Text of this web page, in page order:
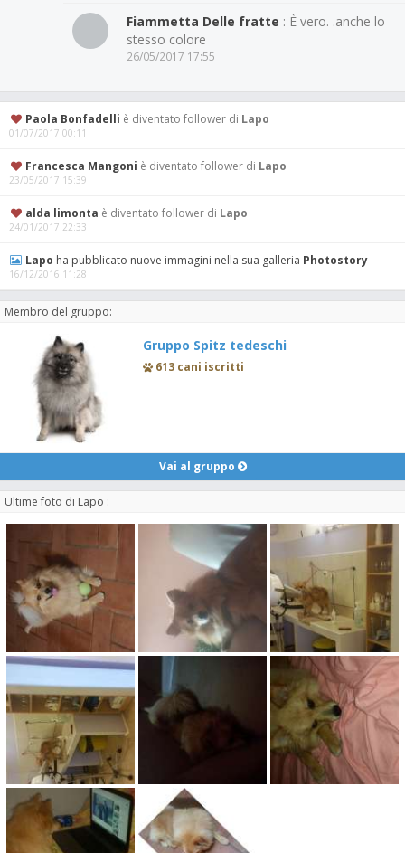
Fiammetta Delle fratte : È vero. .anche lo
stesso colore
26/05/2017 17:55
Paola Bonfadelli è diventato follower di Lapo
01/07/2017 00:11
Francesca Mangoni è diventato follower di Lapo
23/05/2017 15:39
alda limonta è diventato follower di Lapo
24/01/2017 22:33
Lapo ha pubblicato nuove immagini nella sua galleria Photostory
16/12/2016 11:28
Membro del gruppo:
Gruppo Spitz tedeschi
613 cani iscritti
Vai al gruppo
Ultime foto di Lapo :